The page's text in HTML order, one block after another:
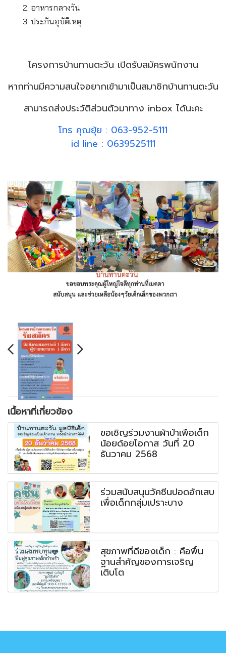
2. อาหารกลางวัน
3. ประกันอุบัติเหตุ
โครงการบ้านทานตะวัน เปิดรับสมัครพนักงาน
หากท่านมีความสนใจอยากเข้ามาเป็นสมาชิกบ้านทานตะวัน
สามารถส่งประวัติส่วนตัวมาทาง inbox ได้นะคะ
โทร คุณยุ้ย : 063-952-5111
id line : 0639525111
เนื้อหาที่เกี่ยวข้อง
ขอเชิญร่วมงานผ้าป่าเพื่อเด็ก
น้อยด้อยโอกาส วันที่ 20
ธันวาคม 2568
ร่วมสนับสนุนวัคซีนปอดอักเสบ
เพื่อเด็กกลุ่มเปราะบาง
สุขภาพที่ดีของเด็ก : คือพื้น
ฐานสำคัญของการเจริญ
เติบโต